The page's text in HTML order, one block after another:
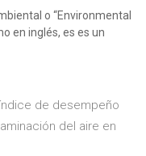
o “Environmental
en inglés, es es un
de desempeño
del aire en